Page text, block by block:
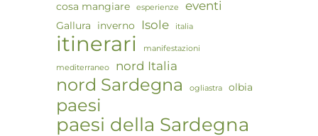
cosa mangiare
esperienze eventi
Gallura inverno Isole italia
itinerari manifestazioni
mediterraneo nord Italia
nord Sardegna ogliastra olbia
paesi
paesi della Sardegna